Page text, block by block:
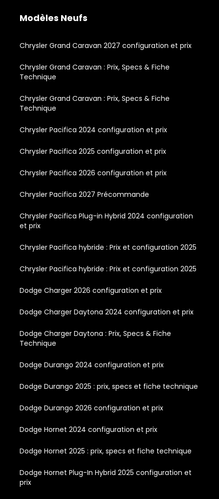
Modèles Neufs
Chrysler Grand Caravan 2027 configuration et prix
Chrysler Grand Caravan : Prix, Specs & Fiche
Technique
Chrysler Grand Caravan : Prix, Specs & Fiche
Technique
Chrysler Pacifica 2024 configuration et prix
Chrysler Pacifica 2025 configuration et prix
Chrysler Pacifica 2026 configuration et prix
Chrysler Pacifica 2027 Précommande
Chrysler Pacifica Plug-in Hybrid 2024 configuration
et prix
Chrysler Pacifica hybride : Prix et configuration 2025
Chrysler Pacifica hybride : Prix et configuration 2025
Dodge Charger 2026 configuration et prix
Dodge Charger Daytona 2024 configuration et prix
Dodge Charger Daytona : Prix, Specs & Fiche
Technique
Dodge Durango 2024 configuration et prix
Dodge Durango 2025 : prix, specs et fiche technique
Dodge Durango 2026 configuration et prix
Dodge Hornet 2024 configuration et prix
Dodge Hornet 2025 : prix, specs et fiche technique
Dodge Hornet Plug-In Hybrid 2025 configuration et
prix